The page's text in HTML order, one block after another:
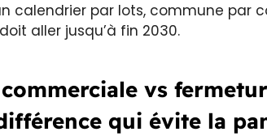
un calendrier par lots, commune par
aller jusqu’à fin 2030.
vs
qui évite la